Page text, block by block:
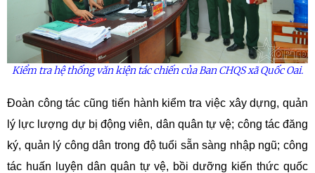
Kiểm tra hệ thống văn kiện tác chiến của Ban CHQS xã Quốc Oai.
Đoàn công tác cũng tiến hành kiểm tra việc xây dựng, quản
lý lực lượng dự bị động viên, dân quân tự vệ; công tác đăng
ký, quản lý công dân trong độ tuổi sẵn sàng nhập ngũ; công
tác huấn luyện dân quân tự vệ, bồi dưỡng kiến thức quốc